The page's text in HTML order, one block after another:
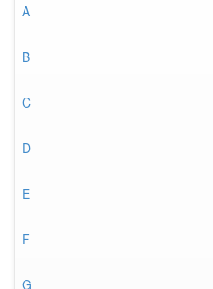
A
B
C
D
E
F
G